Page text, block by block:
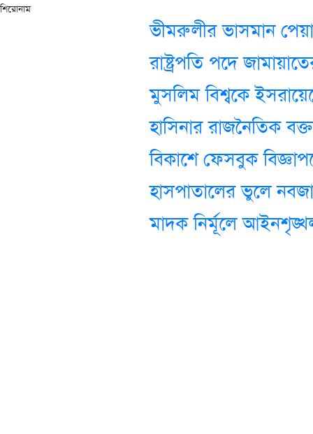
শিরোনাম
ভীমরুলীর ভাসমান
রাষ্ট্রপতি পদে
মুসলিম বিশ্বকে
হাসিনার রাজনৈতিক
বিকাশে ফেসবুক
হাসপাতালের ভুলে
মাদক নির্মূলে আইনশৃঙ্খলা